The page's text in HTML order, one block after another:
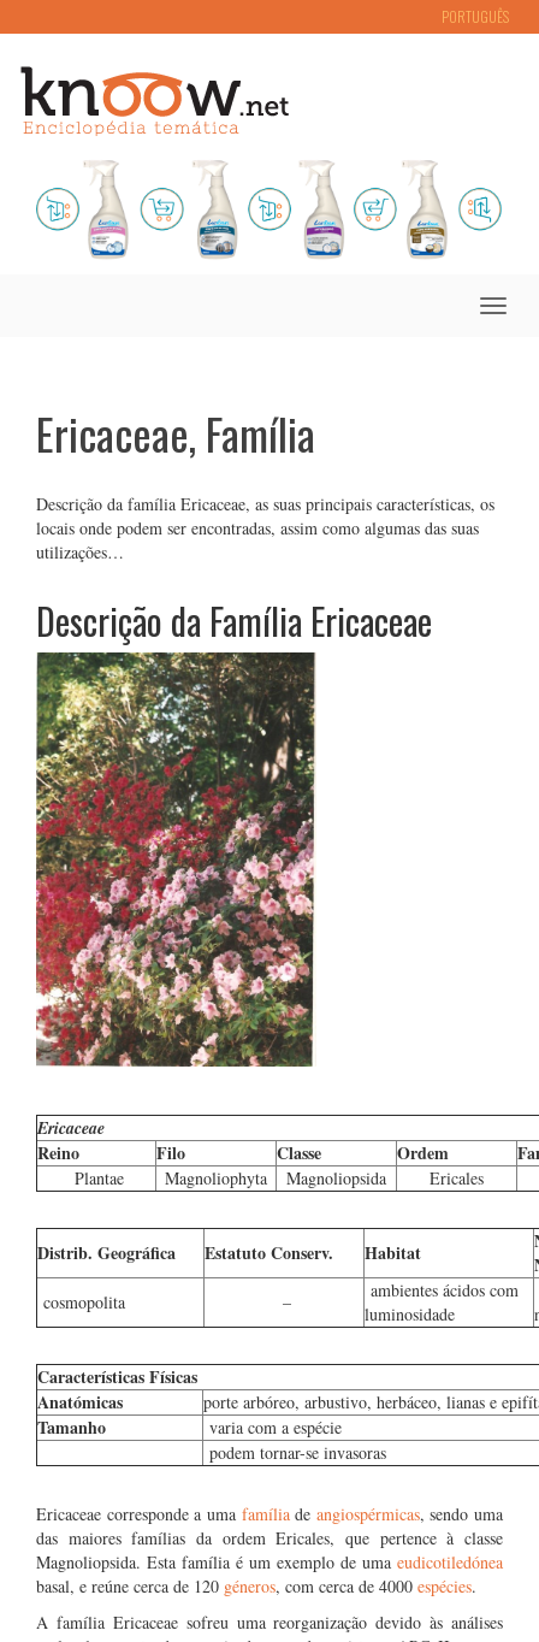
PORTUGUÊS
Toggle
Ericaceae, Família
Descrição da família Ericaceae, as suas principais características, os
locais onde podem ser encontradas, assim como algumas das suas
utilizações…
Descrição da Família Ericaceae
Ericaceae
Reino Filo Classe Ordem
Plantae Magnoliophyta Magnoliopsida Ericales
Distrib. Geográfica Estatuto Conserv. Habitat
cosmopolita –
ambientes ácidos com
luminosidade
Características Físicas
Anatómicas
porte arbóreo, arbustivo, herbáceo, lianas e
Tamanho
varia com a espécie
podem tornar-se invasoras
Ericaceae corresponde a uma famíliade angiospérmicas, sendo uma
das maiores famílias da ordem Ericales, que pertence à classe
Magnoliopsida. Esta família é um exemplo de uma eudicotiledónea
basal, e reúne cerca de 120 géneros, com cerca de 4000 espécies.
A família Ericaceae sofreu uma reorganização devido às análises